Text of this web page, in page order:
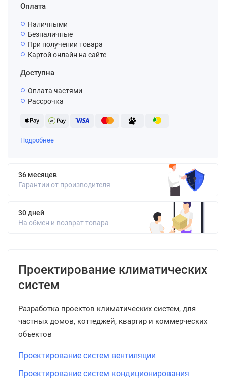
Оплата
Наличными
Безналичные
При получении товара
Картой онлайн на сайте
Доступна
Оплата частями
Рассрочка
Подробнее
36 месяцев
Гарантии от производителя
30 дней
На обмен и возврат товара
Проектирование климатических
систем
Разработка проектов климатических систем, для
частных домов, коттеджей, квартир и коммерческих
объектов
Проектирование систем вентиляции
Проектирование систем кондиционирования